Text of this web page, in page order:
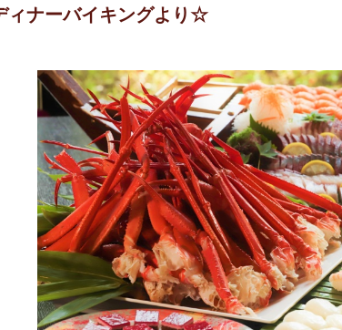
ナーバイキングより☆